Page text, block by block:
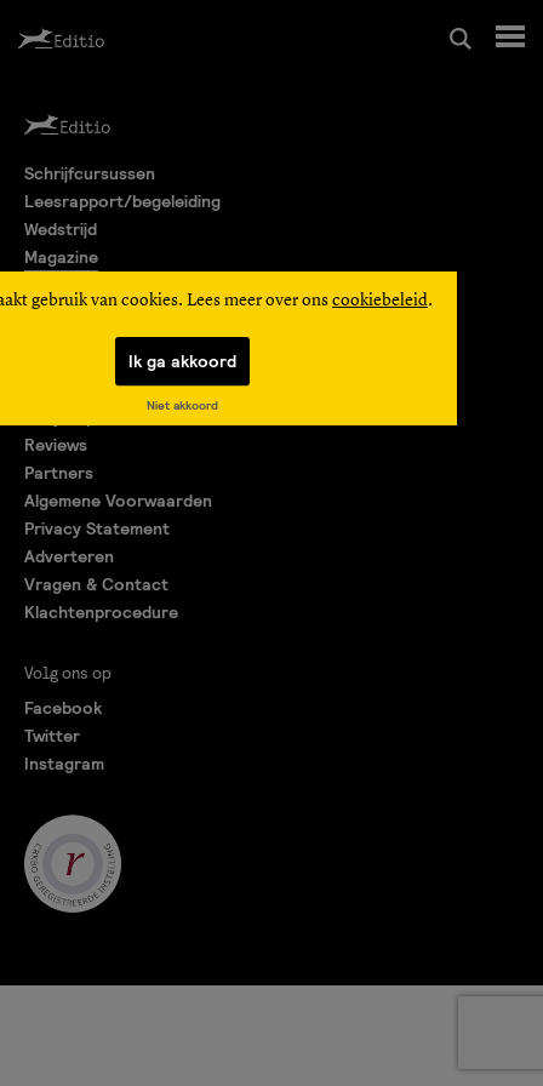
Leesrapport/begeleiding
Wedstrijd
Editio Producties
gebruik van cookies. Lees meer over ons cookiebeleid.
Ik ga akkoord
Niet akkoord
Schrijfcursussen
Leesrapport/begeleiding
Wedstrijd
Magazine
Reviews
Partners
Algemene Voorwaarden
Privacy Statement
Adverteren
Vragen & Contact
Klachtenprocedure
Volg ons op
Facebook
Twitter
Instagram